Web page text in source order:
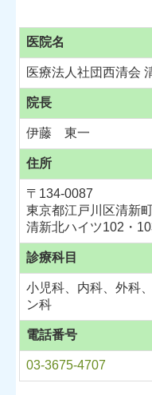
医院名
医療法人社団西清会
院長
伊藤 東一
住所
〒134-0087
東京都江戸川区清新
清新北ハイツ102・
診療科目
小児科、内科、外科
ン科
電話番号
03-3675-4707